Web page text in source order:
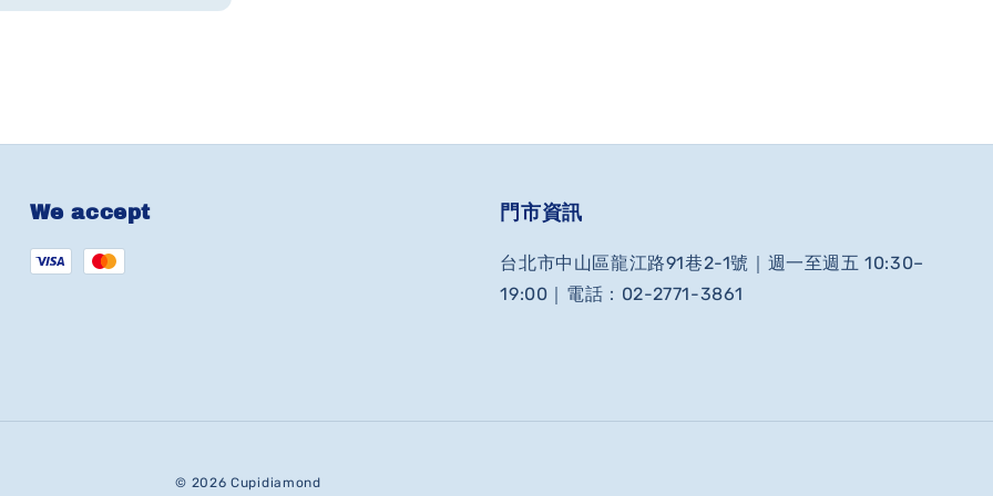
We accept 門市資訊
台北市中山區龍江路91巷2-1號｜週一至週五 10:30–
19:00｜電話：02-2771-3861
© 2026 Cupidiamond